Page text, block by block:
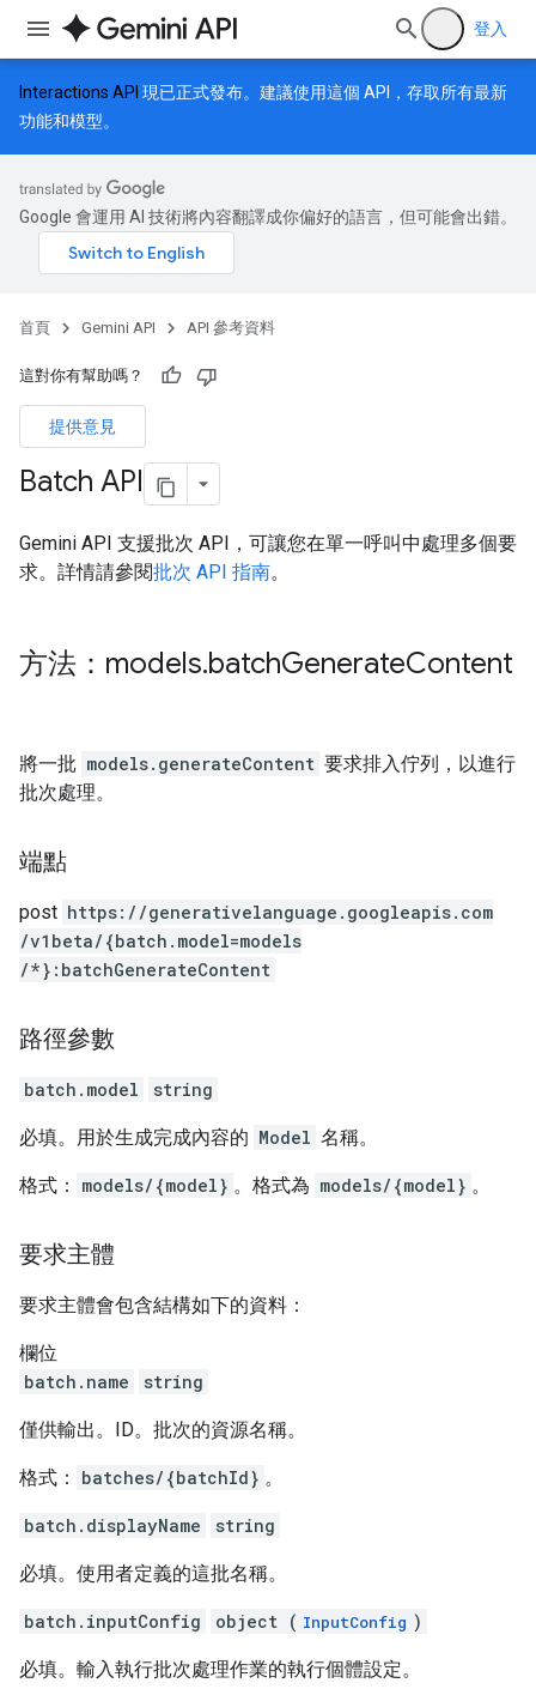
登入
Interactions API 現已正式發布。建議使用這個 API，存取所有最新
功能和模型。
Google 會運用 AI 技術將內容翻譯成你偏好的語言，但可能會出錯。
首頁 Gemini API API 參考資料
這對你有幫助嗎？
提供意見
Batch API
Gemini API 支援批次 API，可讓您在單一呼叫中處理多個要
求。詳情請參閱批次 API 指南。
方法：models.batchGenerateContent
將一批 models.generateContent 要求排入佇列，以進行
批次處理。
端點
post https: / /generativelanguage.googleapis.com
/v1beta/{batch.model=models
/*}:batchGenerateContent
路徑參數
batch.model string
必填。用於生成完成內容的 Model 名稱。
格式： models/{model} 。格式為 models/{model} 。
要求主體
要求主體會包含結構如下的資料：
欄位
batch.name
string
僅供輸出。ID。批次的資源名稱。
格式： batches/{batchId} 。
batch.displayName string
必填。使用者定義的這批名稱。
batch.inputConfig object ( InputConfig )
必填。輸入執行批次處理作業的執行個體設定。